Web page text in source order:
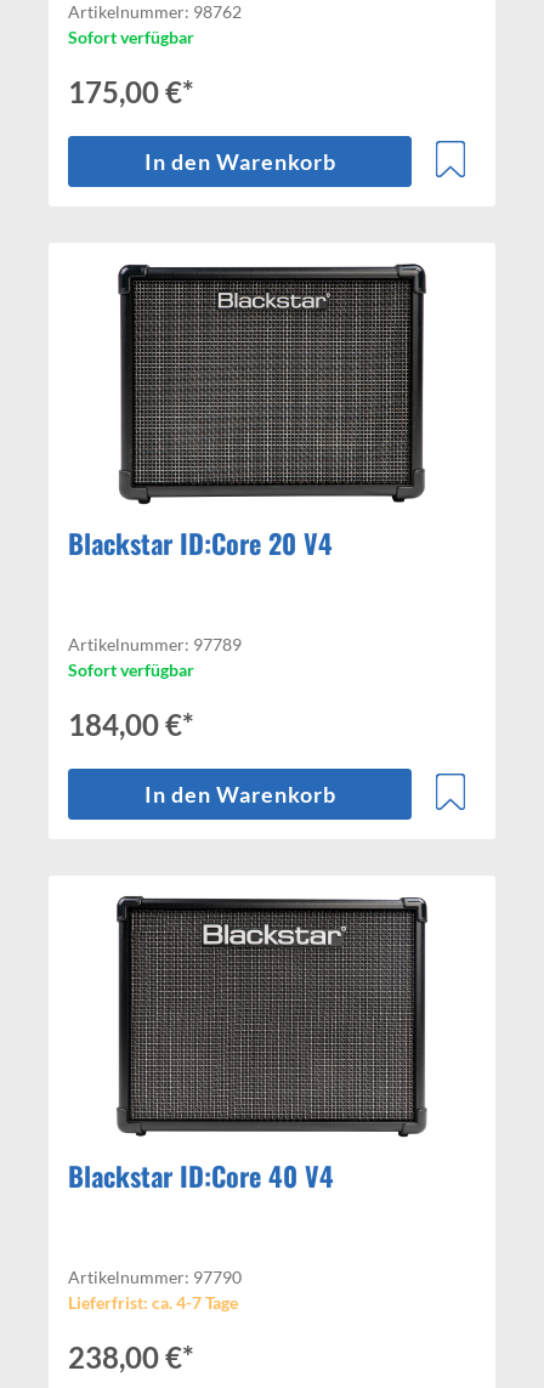
Artikelnummer: 98762
Sofort verfügbar
175,00 €*
In den Warenkorb
Blackstar ID:Core 20 V4
Artikelnummer: 97789
Sofort verfügbar
184,00 €*
In den Warenkorb
Blackstar ID:Core 40 V4
Artikelnummer: 97790
Lieferfrist: ca. 4-7 Tage
238,00 €*